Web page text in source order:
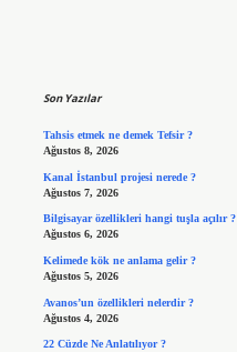
Son Yazılar
Tahsis etmek ne demek Tefsir ?
Ağustos 8, 2026
Kanal İstanbul projesi nerede ?
Ağustos 7, 2026
Bilgisayar özellikleri hangi tuşla açılır ?
Ağustos 6, 2026
Kelimede kök ne anlama gelir ?
Ağustos 5, 2026
Avanos’un özellikleri nelerdir ?
Ağustos 4, 2026
22 Cüzde Ne Anlatılıyor ?